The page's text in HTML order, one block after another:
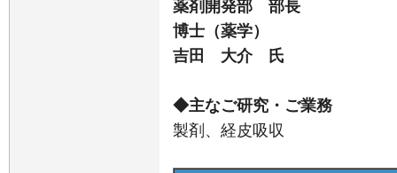
薬剤開発部 部長
博士（薬学）
吉田 大介 氏
◆主なご研究・ご業務
製剤、経皮吸収